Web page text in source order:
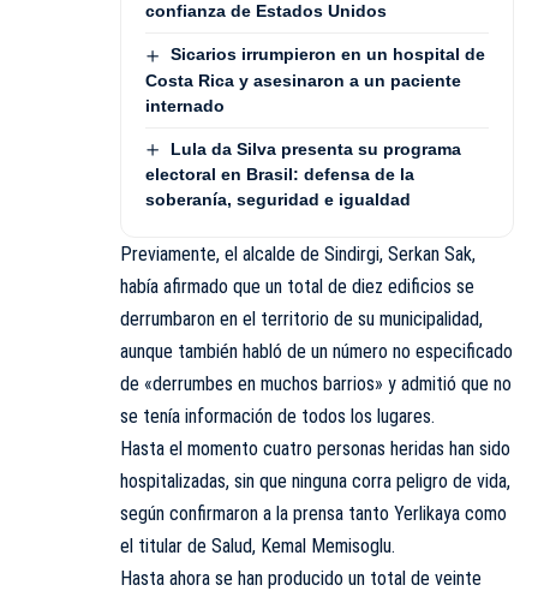
confianza de Estados Unidos
Sicarios irrumpieron en un hospital de
Costa Rica y asesinaron a un paciente
internado
Lula da Silva presenta su programa
electoral en Brasil: defensa de la
soberanía, seguridad e igualdad
Previamente, el alcalde de Sindirgi, Serkan Sak,
había afirmado que un total de diez edificios se
derrumbaron en el territorio de su municipalidad,
aunque también habló de un número no especificado
de «derrumbes en muchos barrios» y admitió que no
se tenía información de todos los lugares.
Hasta el momento cuatro personas heridas han sido
hospitalizadas, sin que ninguna corra peligro de vida,
según confirmaron a la prensa tanto Yerlikaya como
el titular de Salud, Kemal Memisoglu.
Hasta ahora se han producido un total de veinte